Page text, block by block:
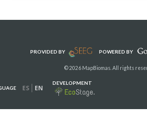
PROVIDED BY POWERED BY
© 2026 MapBiomas. All rights
ES EN
DEVELOPMENT